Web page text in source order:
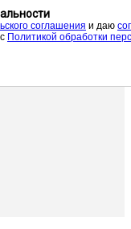
соглашения и даю
Политикой обработки